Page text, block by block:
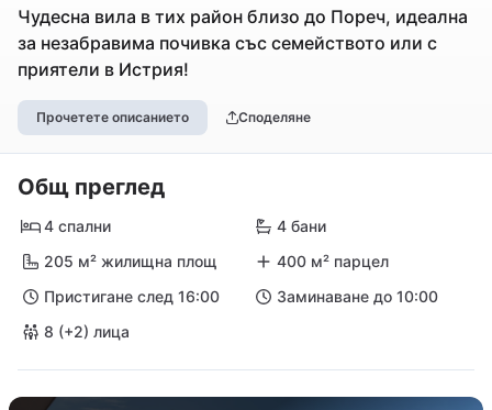
Чудесна вила в тих район близо до Пореч, идеална
за незабравима почивка със семейството или с
приятели в Истрия!
Прочетете описанието Споделяне
Общ преглед
4 спални
4 бани
205 м² жилищна площ
400 м² парцел
Пристигане след 16:00
Заминаване до 10:00
8 (+2) лица